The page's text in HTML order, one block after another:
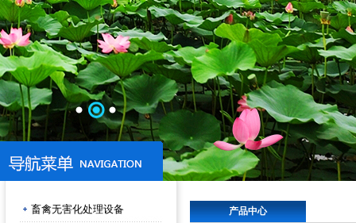
畜禽无害化处理设备 产品中心